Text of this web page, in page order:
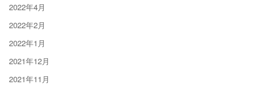
2022年4月
2022年2月
2022年1月
2021年12月
2021年11月